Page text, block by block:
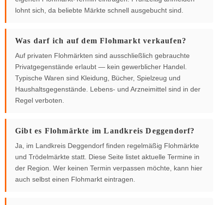
lohnt sich, da beliebte Märkte schnell ausgebucht sind.
Was darf ich auf dem Flohmarkt verkaufen?
Auf privaten Flohmärkten sind ausschließlich gebrauchte
Privatgegenstände erlaubt — kein gewerblicher Handel.
Typische Waren sind Kleidung, Bücher, Spielzeug und
Haushaltsgegenstände. Lebens- und Arzneimittel sind in der
Regel verboten.
Gibt es Flohmärkte im Landkreis Deggendorf?
Ja, im Landkreis Deggendorf finden regelmäßig Flohmärkte
und Trödelmärkte statt. Diese Seite listet aktuelle Termine in
der Region. Wer keinen Termin verpassen möchte, kann hier
auch selbst einen Flohmarkt eintragen.